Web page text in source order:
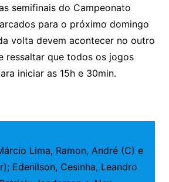
semifinais do Campeonato
para o próximo domingo
volta devem acontecer no outro
ressaltar que todos os jogos
iniciar as 15h e 30min.
Lima, Ramon, André (C) e
Edenilson, Cesinha, Leandro